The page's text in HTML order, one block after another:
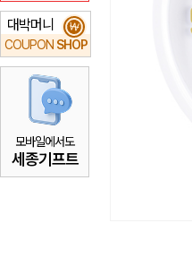
대박머니
COUPON SHOP
₩
모바일에서도
세종기프트